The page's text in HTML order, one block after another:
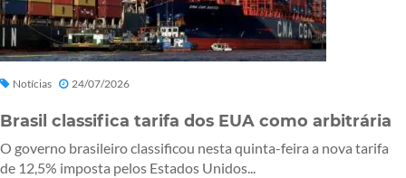
Notícias 24/07/2026
Brasil classifica tarifa dos EUA como arbitrária
O governo brasileiro classificou nesta quinta-feira a nova tarifa
de 12,5% imposta pelos Estados Unidos...